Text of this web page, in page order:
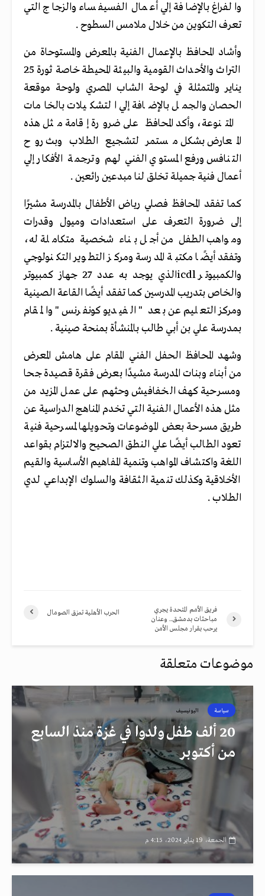
والفراغ بالإضافة إلي أعمال الفسيفساء والزجاج التي
تعرف التكوين من خلال ملامس السطوح .
وأشاد المحافظ بالإعمال الفنية بالمعرض والمستوحاة من
التراث والأحداث القومية والبيئة المحيطة خاصة ثورة 25
يناير والمتمثلة في لوحة الشاب المصري ولوحة موقعة
الحصان والجمل بالإضافة إلي التشكيلات بالخامات
المتنوعة، وأكد المحافظ على ضرورة إقامة مثل هذه
المعارض بشكل مستمر لتشجيع الطلاب وبث روح
التنافس ورفع المستوي الفني لهم وترجمة الأفكار إلي
أعمال فنية جميلة تخلق لنا مبدعين رائعين .
كما تفقد المحافظ فصلي رياض الأطفال بالمدرسة مشيرًا
إلى ضرورة التعرف على استعدادات وميول وقدرات
ومواهب الطفل من أجل بناء شخصية متكاملة له،
وتفقد أيضًا مكتبة المدرسة ومركز التطوير التكنولوجي
والكمبيوترicdl
الذي يوجد به عدد 27 جهاز كمبيوتر
والخاص بتدريب المدرسين كما تفقد أيضًا القاعة الصينية
ومركز التعليم عن بعد " الفيديو كونفرنس " والمقام
بمدرسة علي بن أبي طالب بالمنشأة بمنحة صينية .
وشهد المحافظ الحفل الفني المقام على هامش المعرض
من أبناء وبنات المدرسة مشيدًا بعرض فقرة قصيدة جحا
ومسرحية كهف الخفافيش وحثهم على عمل المزيد من
مثل هذه الأعمال الفنية التي تخدم المناهج الدراسية عن
طريق مسرحة بعض الموضوعات وتحويلها لمسرحية فنية
تعود الطالب أيضًا علي النطق الصحيح والالتزام بقواعد
اللغة واكتشاف المواهب وتنمية المفاهيم الأساسية والقيم
الأخلاقية وكذلك تنمية الثقافة والسلوك الإبداعي لدي
الطلاب .
الحرب الأهلية تمزق الصومال
فريق الأمم المتحدة يجري
مباحثات بدمشق.. وعنان
يرحب بقرار مجلس الأمن
موضوعات متعلقة
سياسة اليونيسيف
20 ألف طفل ولدوا في غزة منذ السابع
من أكتوبر
الجمعة، 19 يناير 2024، 4:15 م